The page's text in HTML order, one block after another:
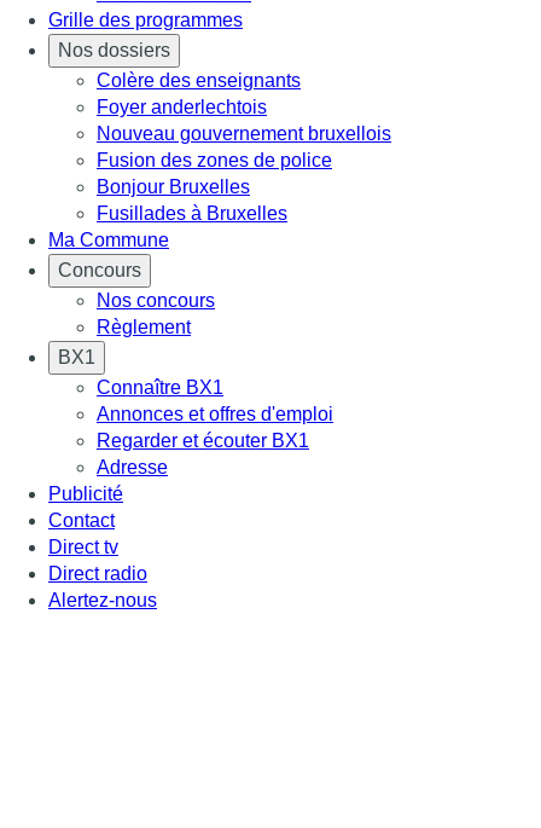
Grille des programmes
Nos dossiers
Colère des enseignants
Foyer anderlechtois
Nouveau gouvernement bruxellois
Fusion des zones de police
Bonjour Bruxelles
Fusillades à Bruxelles
Ma Commune
Concours
Nos concours
Règlement
BX1
Connaître BX1
Annonces et offres d'emploi
Regarder et écouter BX1
Adresse
Publicité
Contact
Direct tv
Direct radio
Alertez-nous